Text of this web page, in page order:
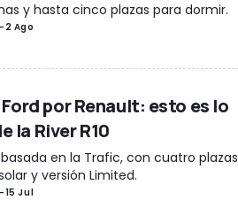
y hasta cinco plazas para dormir.
- 2 Ago
por Renault: esto es lo
la River R10
en la Trafic, con cuatro plazas
y versión Limited.
-15 Jul